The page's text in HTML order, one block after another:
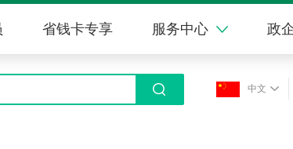
省钱卡专享 服务中心 政
中文